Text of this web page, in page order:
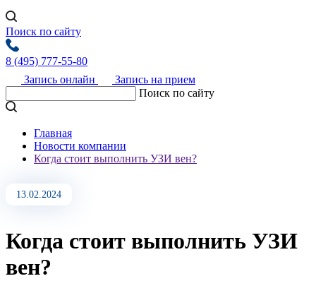
Поиск по сайту
8 (495) 777-55-80
Запись онлайн
Запись на прием
Поиск по сайту
Главная
Новости компании
Когда стоит выполнить УЗИ вен?
13.02.2024
Когда стоит выполнить УЗИ
вен?